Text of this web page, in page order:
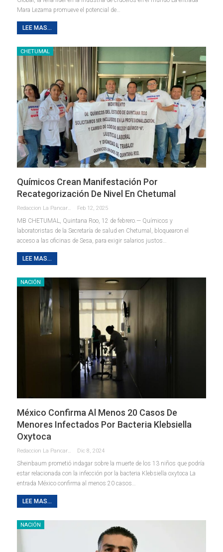
Mara Lezama promueve el potencial de…
LEE MAS...
CHETUMAL
Químicos Crean Manifestación Por
Recategorización De Nivel En Chetumal
Redaccion La Pancarta De Quintana Roo Feb 12, 2025
MB CHETUMAL, Quintana Roo, 12 de febrero.— Químicos y
laboratoristas de la Secretaría de salud en Chetumal, bloquearon el
acceso a las oficinas de Sesa, para exigir salarios justos…
LEE MAS...
NACIÓN
México Confirma Al Menos 20 Casos De
Menores Infectados Por Bacteria Klebsiella
Oxytoca
Redaccion La Pancarta De Quintana Roo Dic 8, 2024
Sheinbaum prometió indagar sobre la muerte de los 13 niños que podría
estar relacionada con la infección por la bacteria Klebsiella oxytoca La
entrada México confirma al menos 20 casos…
LEE MAS...
NACIÓN